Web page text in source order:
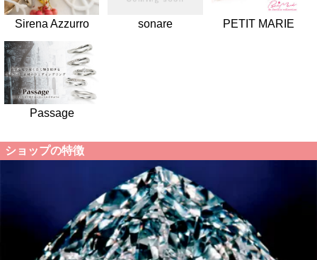
Sirena Azzurro sonare PETIT MARIE
Passage
ショップの特徴